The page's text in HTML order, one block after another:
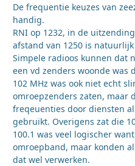
De frequentie keuzes van
handig.
RNI op 1232, in de
afstand van 1250 is
Simpele radioos kunnen dat
een vd zenders woonde was
102 MHz was ook niet echt
omroepzenders zaten, maar
freqeuenties door diensten
gebruikt. Overigens zat die
100.1 was veel logischer
omroepband, maar konden
dat wel verwerken.